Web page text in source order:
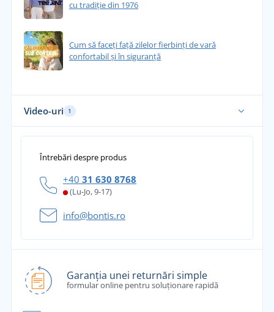
hexilcinnamaldehidă; metil 2,4-dihidroxi-3,6-
dimetilbenzoát; 6,7dihidro-1,1,2,3,3-pentamethil-
4(5H)-indanonă. EUH208: Conţine piperonal;
heptametil decahidroindenofuran; linalol; acetat
de linalil; d-limonen.
cu tradiție din 1976
Cum să faceți față zilelor fierbinți de vară
confortabil și în siguranță
Video-uri 1
Întrebări despre produs
+40 31 630 8768
(Lu-Jo, 9-17)
info@bontis.ro
Garanția unei returnări simple
formular online pentru soluționare rapidă